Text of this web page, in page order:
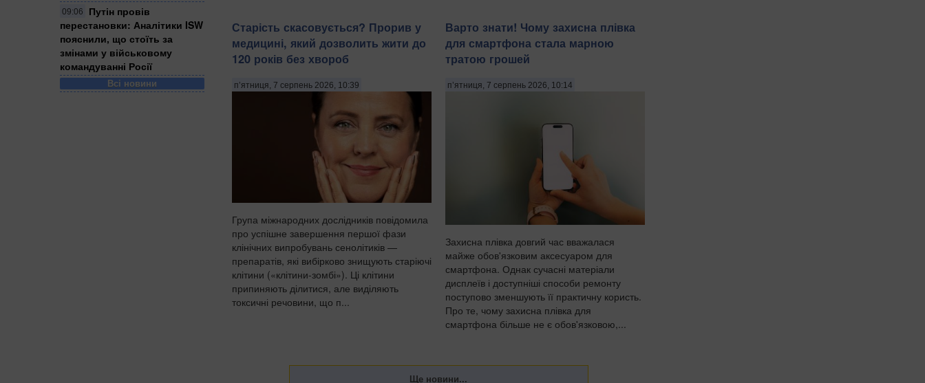
09:06
Путін провів
перестановки: Аналітики ISW
пояснили, що стоїть за
змінами у військовому
командуванні Росії
Всі новини
Старість скасовується? Прорив у
медицині, який дозволить жити до
120 років без хвороб
п’ятниця, 7 серпень 2026, 10:39
Група міжнародних дослідників повідомила
про успішне завершення першої фази
клінічних випробувань сенолітиків —
препаратів, які вибірково знищують старіючі
клітини («клітини-зомбі»). Ці клітини
припиняють ділитися, але виділяють
токсичні речовини, що п...
Варто знати! Чому захисна плівка
для смартфона стала марною
тратою грошей
п’ятниця, 7 серпень 2026, 10:14
Захисна плівка довгий час вважалася
майже обов'язковим аксесуаром для
смартфона. Однак сучасні матеріали
дисплеїв і доступніші способи ремонту
поступово зменшують її практичну користь.
Про те, чому захисна плівка для
смартфона більше не є обов'язковою,...